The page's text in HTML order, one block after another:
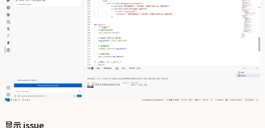
显示 issue